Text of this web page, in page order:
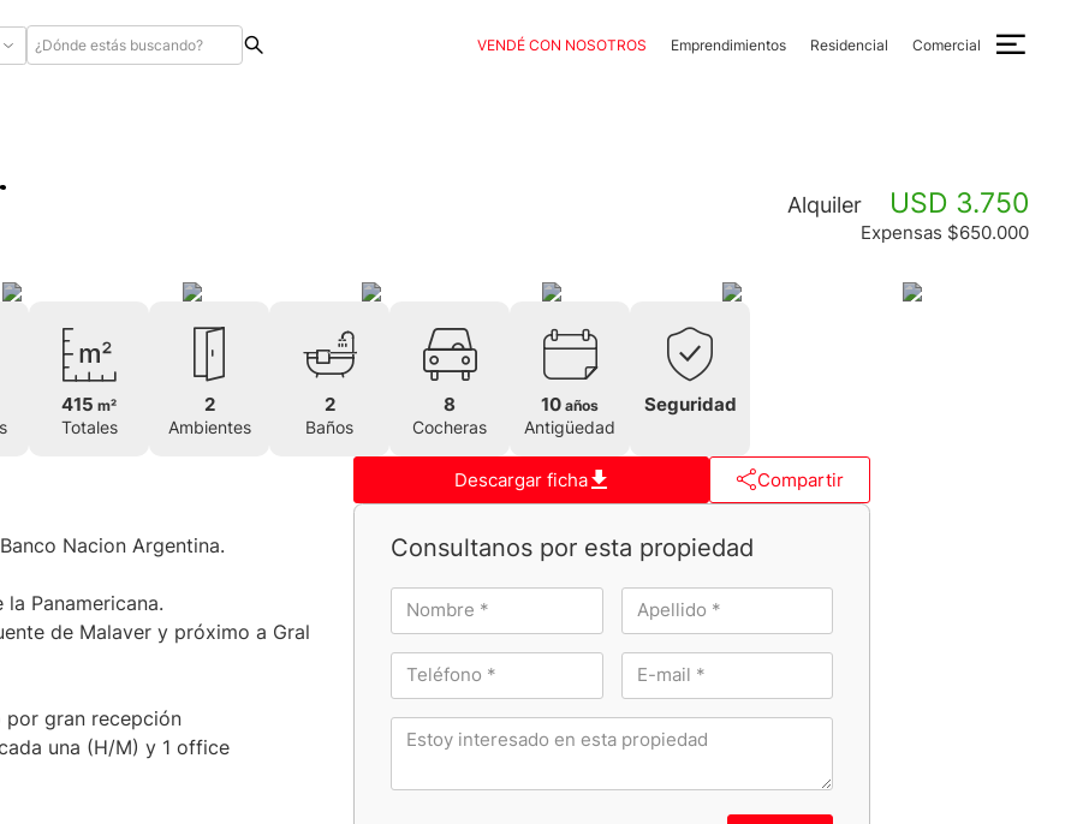
VENDÉ CON NOSOTROS Emprendimientos Residencial Comercial
Alquiler USD 3.750
Expensas $650.000
415 m²
Totales
2
Ambientes
2
Baños
8
Cocheras
10 años
Antigüedad
Seguridad
Nacion Argentina.
Panamericana.
de Malaver y próximo a Gral
por gran recepción
una (H/M) y 1 office
Descargar ficha Compartir
Consultanos por esta propiedad